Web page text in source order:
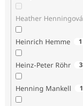
Heather Henningová
Heinrich Hemme 1
Heinz-Peter Röhr 3
Henning Mankell 1